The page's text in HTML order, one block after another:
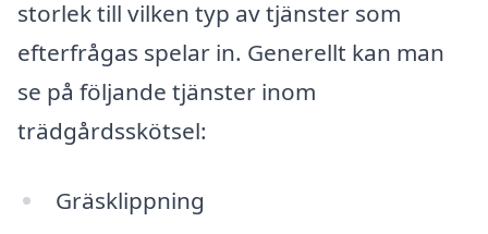
storlek till vilken typ av tjänster som
efterfrågas spelar in. Generellt kan man
se på följande tjänster inom
trädgårdsskötsel:
Gräsklippning